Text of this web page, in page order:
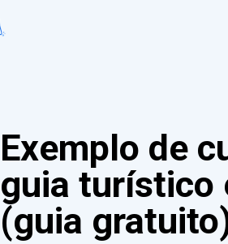
Exemplo de
guia turístico
(guia